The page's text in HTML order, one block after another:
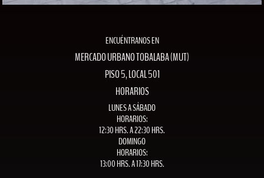
ENCUÉNTRANOS EN
MERCADO URBANO TOBALABA (MUT)
PISO 5, LOCAL 501
HORARIOS
LUNES A SÁBADO
HORARIOS:
12:30 HRS. A 22:30 HRS.
DOMINGO
HORARIOS:
13:00 HRS. A 17:30 HRS.